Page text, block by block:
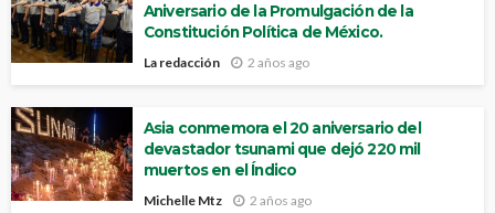
Aniversario de la Promulgación de la
Constitución Política de México.
La redacción 2 años ago
Asia conmemora el 20 aniversario del
devastador tsunami que dejó 220 mil
muertos en el Índico
Michelle Mtz 2 años ago